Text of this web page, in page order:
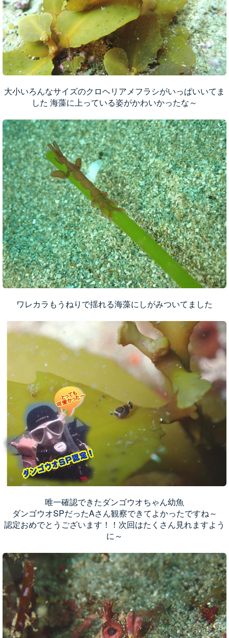
大小いろんなサイズのクロヘリアメフラシがいっぱいいてま
した 海藻に上っている姿がかわいかったな～
ワレカラもうねりで揺れる海藻にしがみついてました
唯一確認できたダンゴウオちゃん幼魚
ダンゴウオSPだったAさん観察できてよかったですね～
認定おめでとうございます！！次回はたくさん見れますよう
に～